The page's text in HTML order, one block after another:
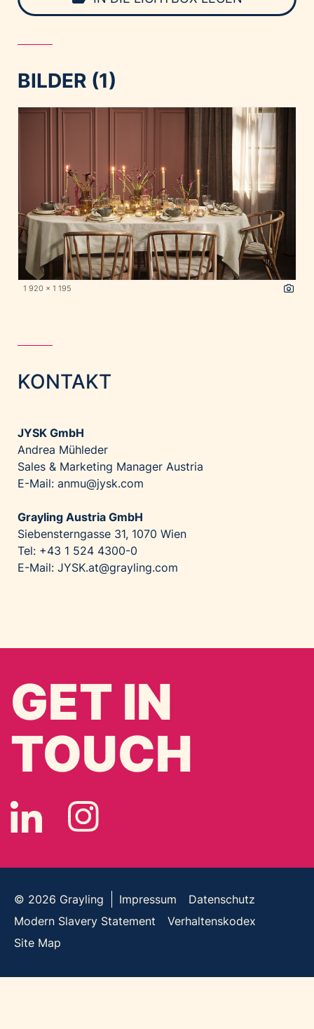
BILDER (1)
1 920 x 1 195
KONTAKT
JYSK GmbH
Andrea Mühleder
Sales & Marketing Manager Austria
E-Mail: anmu@jysk.com
Grayling Austria GmbH
Siebensterngasse 31, 1070 Wien
Tel: +43 1 524 4300-0
E-Mail: JYSK.at@grayling.com
GET IN
TOUCH
© 2026 Grayling Impressum
Datenschutz
Modern Slavery Statement
Verhaltenskodex
Site Map